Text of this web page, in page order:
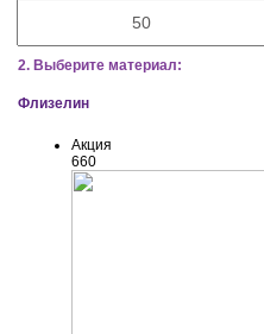
2. Выберите материал:
Флизелин
Акция
660